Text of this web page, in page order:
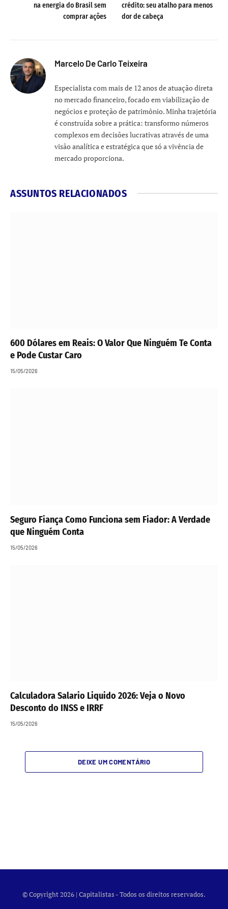
na energia do Brasil sem
comprar ações
crédito: seu atalho para menos
dor de cabeça
Marcelo De Carlo Teixeira
Especialista com mais de 12 anos de atuação direta
no mercado financeiro, focado em viabilização de
negócios e proteção de patrimônio. Minha trajetória
é construída sobre a prática: transformo números
complexos em decisões lucrativas através de uma
visão analítica e estratégica que só a vivência de
mercado proporciona.
ASSUNTOS RELACIONADOS
600 Dólares em Reais: O Valor Que Ninguém Te Conta
e Pode Custar Caro
15/05/2026
Seguro Fiança Como Funciona sem Fiador: A Verdade
que Ninguém Conta
15/05/2026
Calculadora Salario Liquido 2026: Veja o Novo
Desconto do INSS e IRRF
15/05/2026
DEIXE UM COMENTÁRIO
© Copyright 2026 | Capitalistas - Todos os direitos reservados.